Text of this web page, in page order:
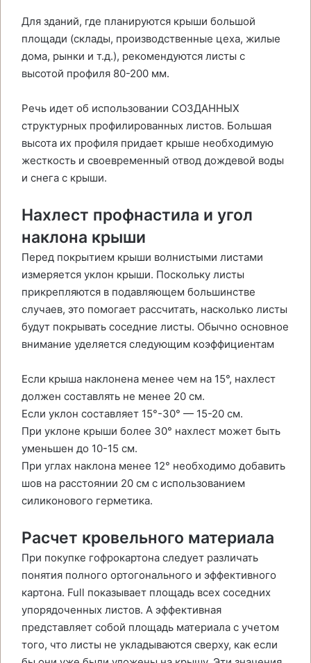
Для зданий, где планируются крыши большой
площади (склады, производственные цеха, жилые
дома, рынки и т.д.), рекомендуются листы с
высотой профиля 80-200 мм.
Речь идет об использовании СОЗДАННЫХ
структурных профилированных листов. Большая
высота их профиля придает крыше необходимую
жесткость и своевременный отвод дождевой воды
и снега с крыши.
Нахлест профнастила и угол
наклона крыши
Перед покрытием крыши волнистыми листами
измеряется уклон крыши. Поскольку листы
прикрепляются в подавляющем большинстве
случаев, это помогает рассчитать, насколько листы
будут покрывать соседние листы. Обычно основное
внимание уделяется следующим коэффициентам
Если крыша наклонена менее чем на 15°, нахлест
должен составлять не менее 20 см.
Если уклон составляет 15°-30° — 15-20 см.
При уклоне крыши более 30° нахлест может быть
уменьшен до 10-15 см.
При углах наклона менее 12° необходимо добавить
шов на расстоянии 20 см с использованием
силиконового герметика.
Расчет кровельного материала
При покупке гофрокартона следует различать
понятия полного ортогонального и эффективного
картона. Full показывает площадь всех соседних
упорядоченных листов. А эффективная
представляет собой площадь материала с учетом
того, что листы не укладываются сверху, как если